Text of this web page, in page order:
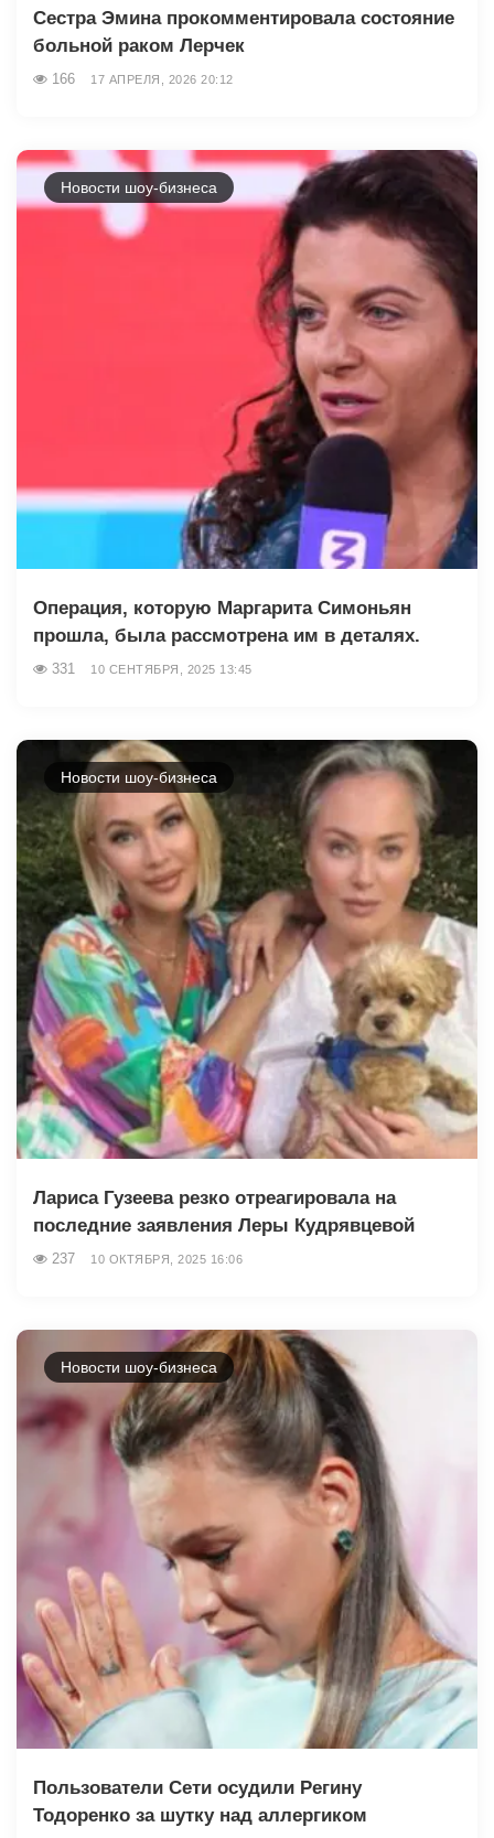
Сестра Эмина прокомментировала состояние
больной раком Лерчек
166 17 АПРЕЛЯ, 2026 20:12
Новости шоу-бизнеса
Операция, которую Маргарита Симоньян
прошла, была рассмотрена им в деталях.
331 10 СЕНТЯБРЯ, 2025 13:45
Новости шоу-бизнеса
Лариса Гузеева резко отреагировала на
последние заявления Леры Кудрявцевой
237 10 ОКТЯБРЯ, 2025 16:06
Новости шоу-бизнеса
Пользователи Сети осудили Регину
Тодоренко за шутку над аллергиком